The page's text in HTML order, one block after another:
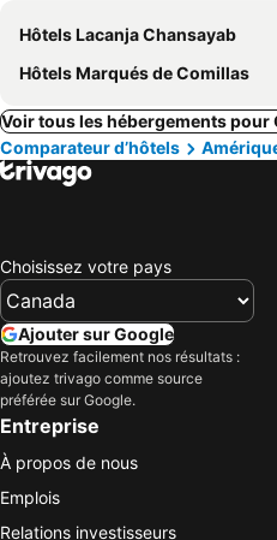
Hôtels Lacanja Chansayab
Hôtels Marqués de Comillas
Voir tous les hébergements pour
Comparateur d’hôtels
Choisissez votre pays
Ajouter sur Google
Retrouvez facilement nos résultats :
ajoutez trivago comme source
préférée sur Google.
Entreprise
À propos de nous
Emplois
Relations investisseurs